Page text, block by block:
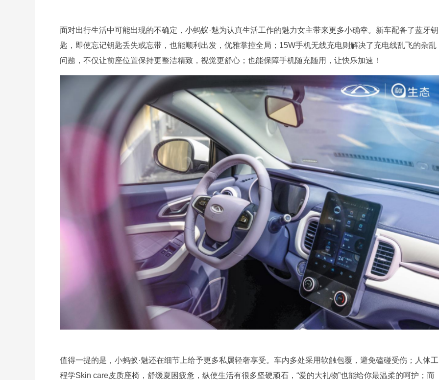
面对出行生活中可能出现的不确定，小蚂蚁·魅为认真生活工作的魅力女主带来更多小确幸。新车配备了蓝牙钥
匙，即使忘记钥匙丢失或忘带，也能顺利出发，优雅掌控全局；15W手机无线充电则解决了充电线乱飞的杂乱
问题，不仅让前座位置保持更整洁精致，视觉更舒心；也能保障手机随充随用，让快乐加速！
值得一提的是，小蚂蚁·魅还在细节上给予更多私属轻奢享受。车内多处采用软触包覆，避免磕碰受伤；人体工
程学Skin care皮质座椅，舒缓夏困疲惫，纵使生活有很多坚硬顽石，“爱的大礼物”也能给你最温柔的呵护；而